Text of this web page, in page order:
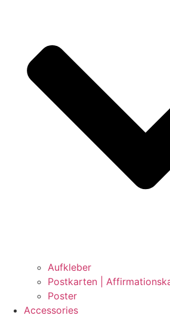
Aufkleber
Postkarten |
Poster
Accessories